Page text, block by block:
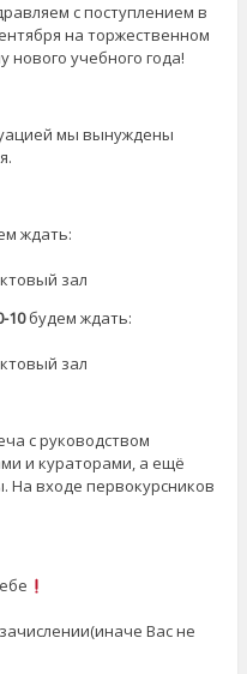
с поступлением в
на торжественном
учебного года!
мы вынуждены
ждать:
зал
10будем ждать:
зал
с руководством
и кураторами, а ещё
На входе первокурсников
Вас не